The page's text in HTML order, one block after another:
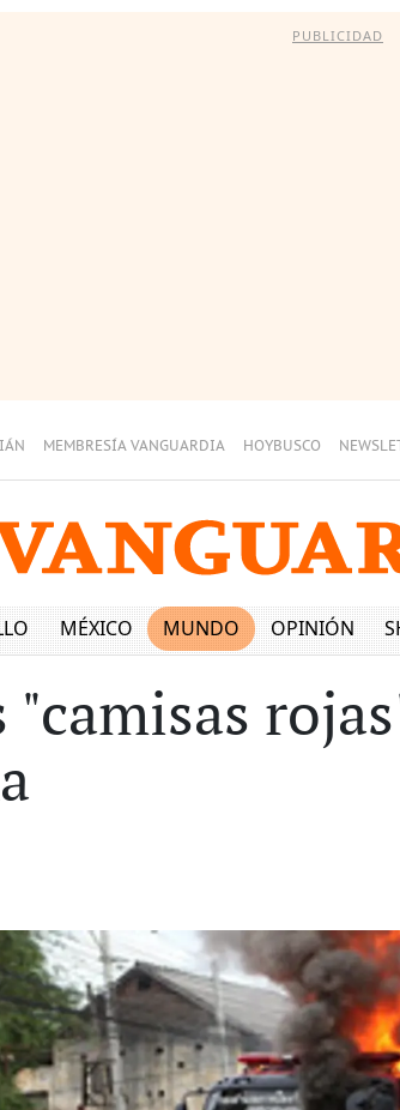
PUBLICIDAD
MEMBRESÍA VANGUARDIA HOYBUSCO
MÉXICO MUNDO OPINIÓN
"camisas